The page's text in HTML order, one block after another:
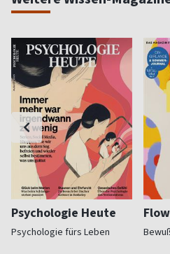
Psychologie Heute
Psychologie fürs Leben
Flow